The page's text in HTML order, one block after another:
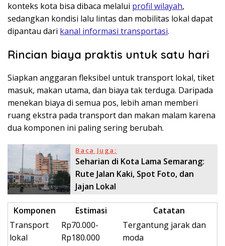
konteks kota bisa dibaca melalui profil wilayah,
sedangkan kondisi lalu lintas dan mobilitas lokal dapat
dipantau dari kanal informasi transportasi.
Rincian biaya praktis untuk satu hari
Siapkan anggaran fleksibel untuk transport lokal, tiket
masuk, makan utama, dan biaya tak terduga. Daripada
menekan biaya di semua pos, lebih aman memberi
ruang ekstra pada transport dan makan malam karena
dua komponen ini paling sering berubah.
Baca Juga:
Seharian di Kota Lama Semarang:
Rute Jalan Kaki, Spot Foto, dan
Jajan Lokal
Komponen Estimasi
Catatan
Transport
lokal
Rp70.000-
Rp180.000
Tergantung jarak dan
moda